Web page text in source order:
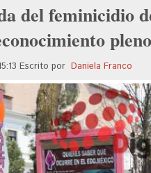
del feminicidio
Escrito por Daniela Franco